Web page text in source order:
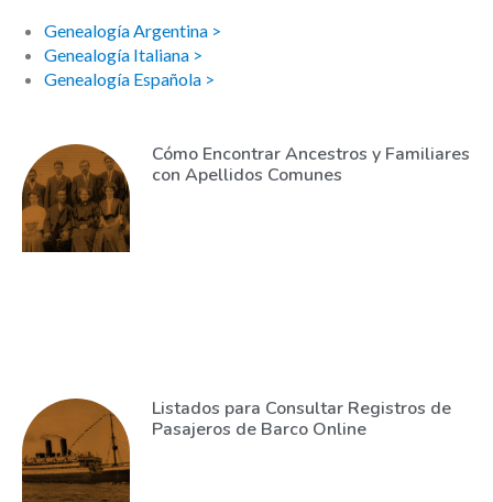
Genealogía Argentina >
Genealogía Italiana >
Genealogía Española >
Cómo Encontrar Ancestros y Familiares
con Apellidos Comunes
Listados para Consultar Registros de
Pasajeros de Barco Online